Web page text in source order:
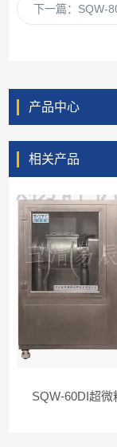
下一篇： SQW-
产品中心
相关产品
SQW-60DI超微